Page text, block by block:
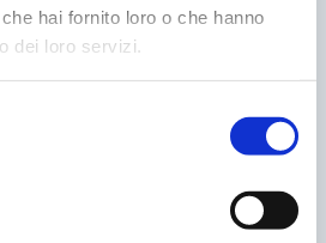
hai fornito loro o che hanno
dei loro servizi.
PER CHI PARCHEGGIA